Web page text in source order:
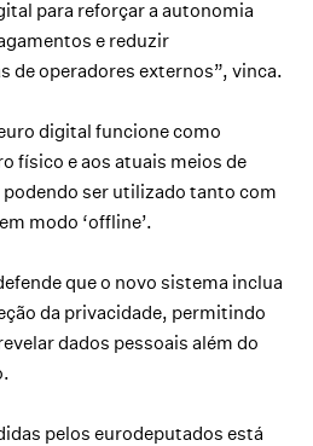
para reforçar a autonomia
e reduzir
de operadores externos”, vinca.
digital funcione como
físico e aos atuais meios de
ser utilizado tanto com
modo ‘offline’.
que o novo sistema inclua
da privacidade, permitindo
dados pessoais além do
pelos eurodeputados está